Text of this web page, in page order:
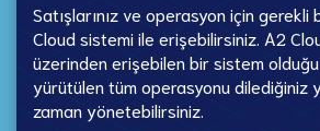
Satışlarınız ve operasyon için
Cloud sistemi ile erişebilirsiniz. A2
üzerinden erişebilen bir sistem
yürütülen tüm operasyonu dilediğiniz
zaman yönetebilirsiniz.